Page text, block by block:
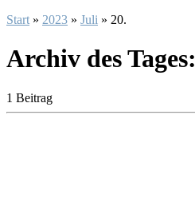
Start » 2023 » Juli » 20.
Archiv des Tages:
1 Beitrag